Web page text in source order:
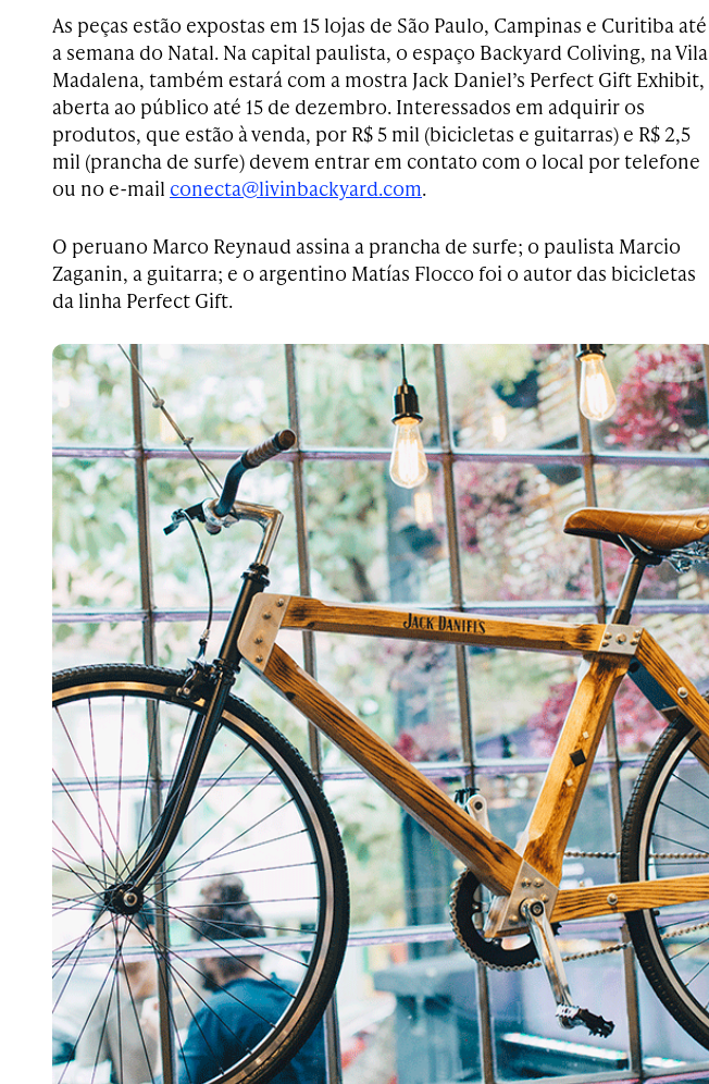
As peças estão expostas em 15 lojas de São Paulo, Campinas e Curitiba até
a semana do Natal. Na capital paulista, o espaço Backyard Coliving, na Vila
Madalena, também estará com a mostra Jack Daniel’s Perfect Gift Exhibit,
aberta ao público até 15 de dezembro. Interessados em adquirir os
produtos, que estão à venda, por R$ 5 mil (bicicletas e guitarras) e R$ 2,5
mil (prancha de surfe) devem entrar em contato com o local por telefone
ou no e-mail conecta@livinbackyard.com.
O peruano Marco Reynaud assina a prancha de surfe; o paulista Marcio
Zaganin, a guitarra; e o argentino Matías Flocco foi o autor das bicicletas
da linha Perfect Gift.